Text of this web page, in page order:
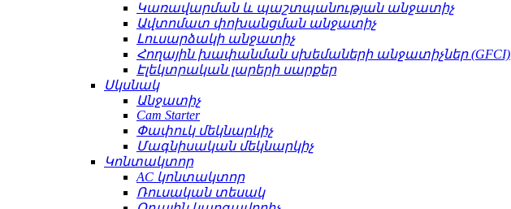
Կառավարման և պաշտպանության անջատիչ
Ավտոմատ փոխանցման անջատիչ
Լուսարձակի անջատիչ
Հողային խափանման սխեմաների անջատիչներ (GFCI)
Էլեկտրական լարերի սարքեր
Սկսնակ
Անջատիչ
Cam Starter
Փափուկ մեկնարկիչ
Մագնիսական մեկնարկիչ
Կոնտակտոր
AC կոնտակտոր
Ռուսական տեսակ